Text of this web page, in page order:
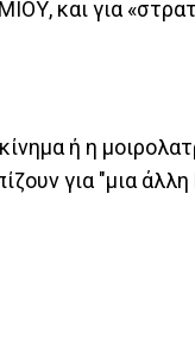
και για
ή η
για "μια